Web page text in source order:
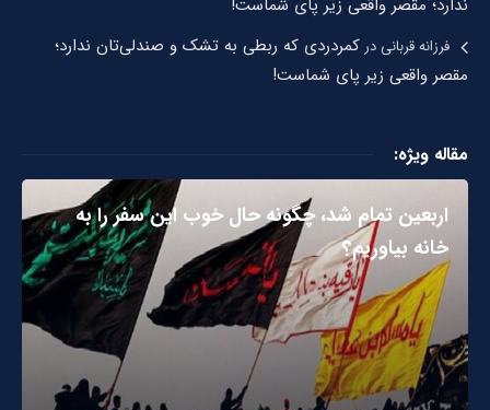
فرزانه قربانیدر کمردردی که ربطی به تشک و صندلی‌تان ندارد؛
مقصر واقعی زیر پای شماست!
مقاله ویژه:
اربعین تمام شد، چگونه حال خوب این سفر را به
خانه بیاوریم؟